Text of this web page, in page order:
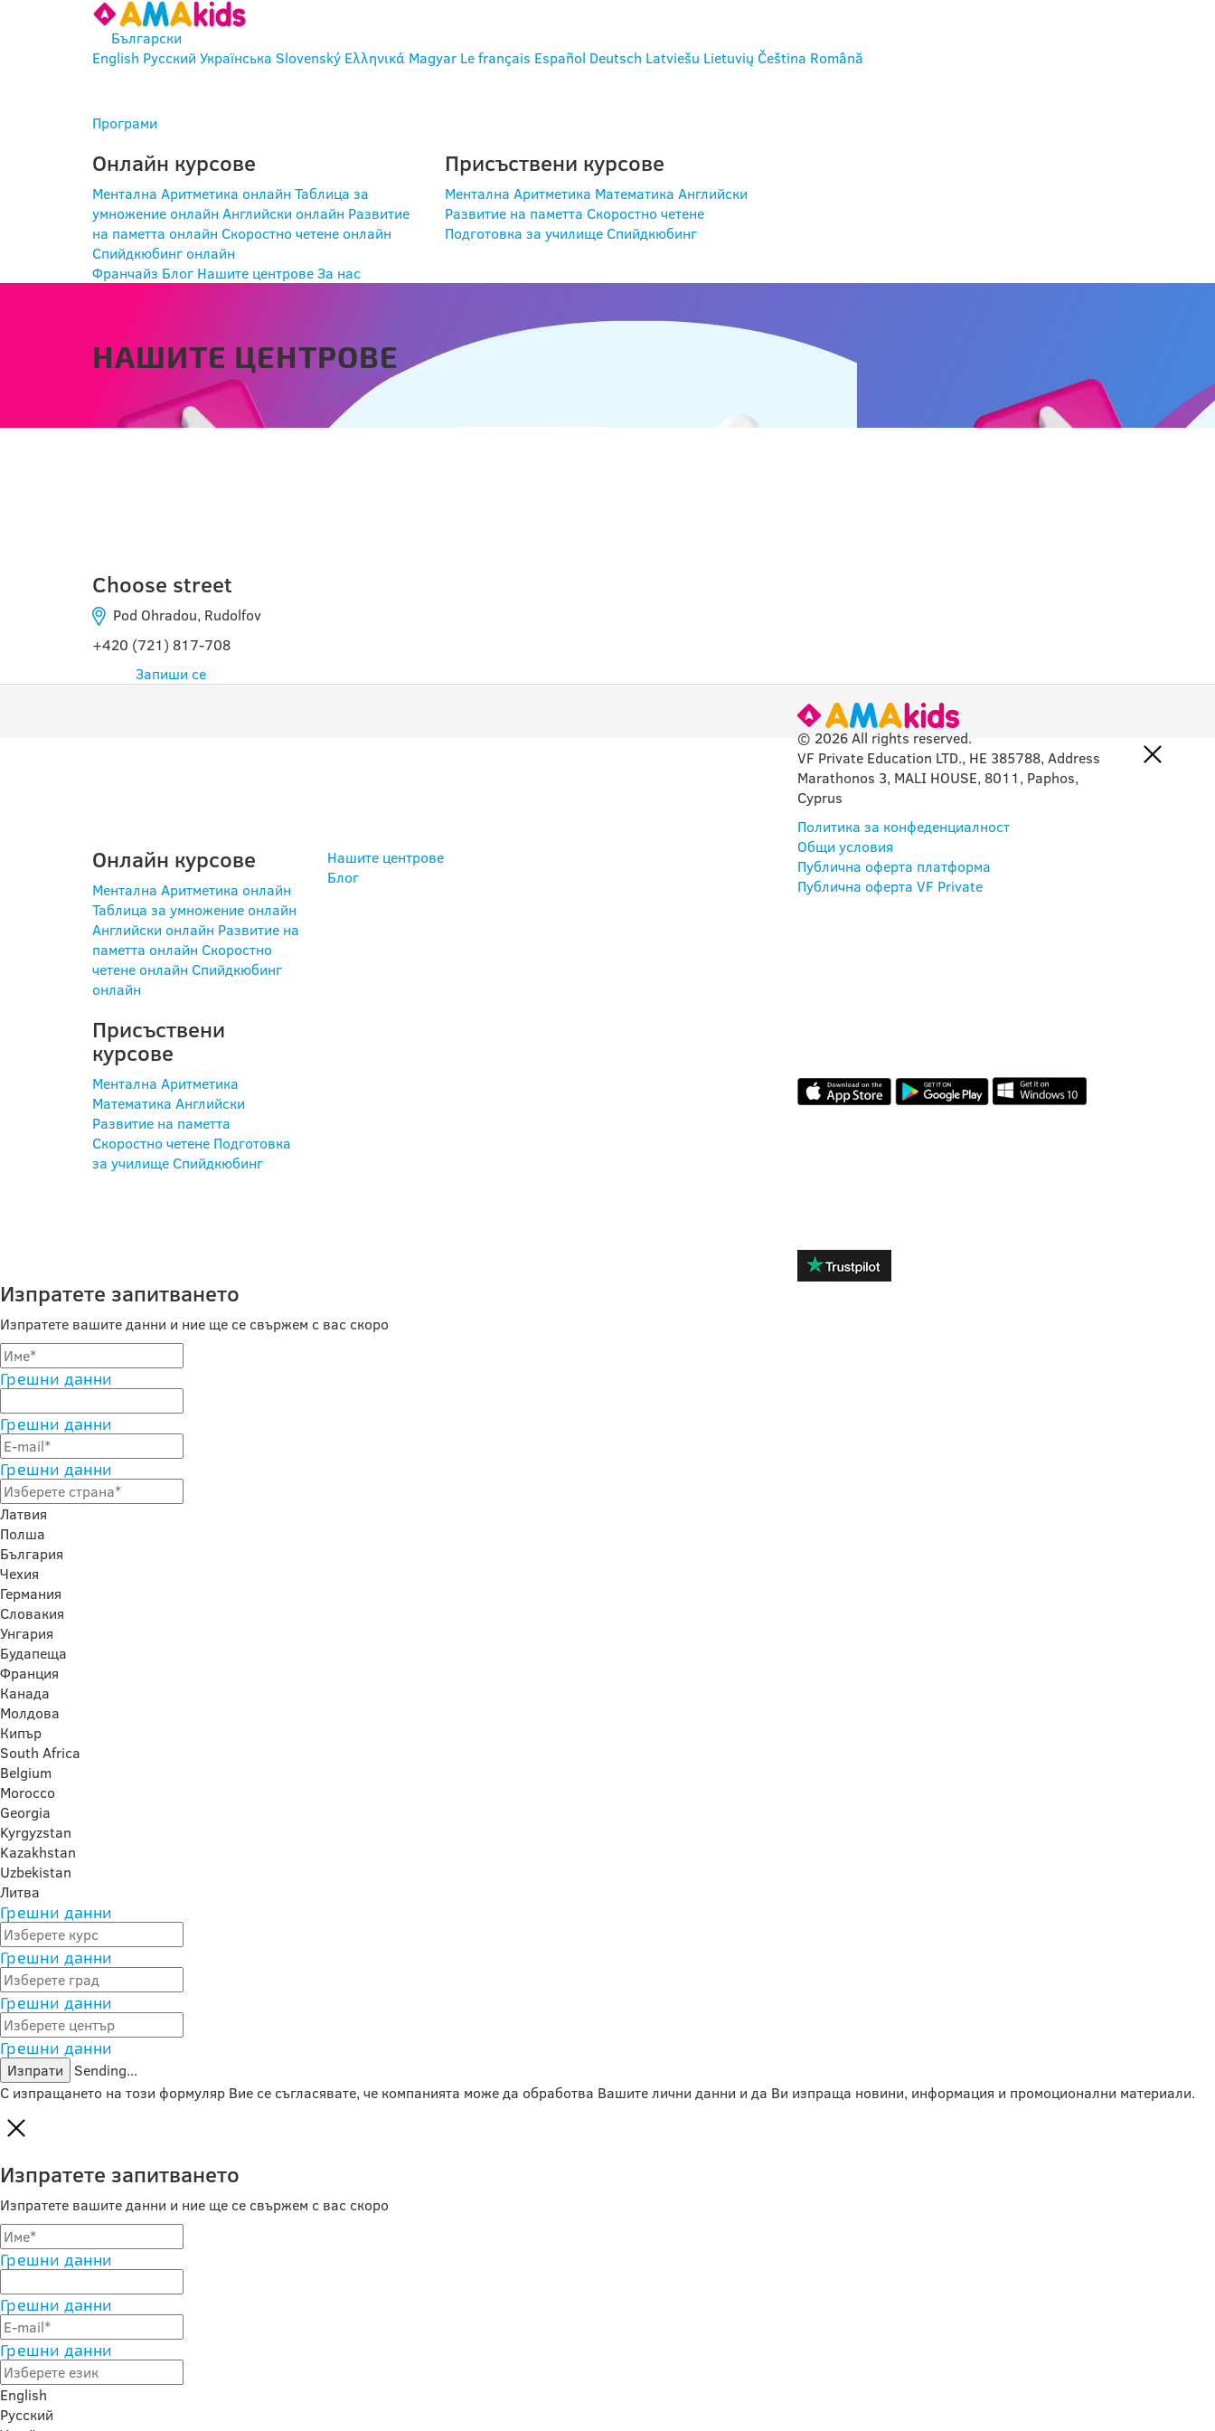
Български
English Русский Українська Slovenský Ελληνικά Magyar Le français Español Deutsch Latviešu Lietuvių Čeština Română
Програми
Онлайн курсове
Ментална Аритметика онлайн Таблица за
умножение онлайн Английски онлайн Развитие
на паметта онлайн Скоростно четене онлайн
Спийдкюбинг онлайн
Присъствени курсове
Ментална Аритметика Математика Английски
Развитие на паметта Скоростно четене
Подготовка за училище Спийдкюбинг
Франчайз Блог Нашите центровеЗа нас
НАШИТЕ ЦЕНТРОВЕ
Choose street
Pod Ohradou, Rudolfov
+420 (721) 817-708
Запиши се
Онлайн курсове
Ментална Аритметика онлайн
Таблица за умножение онлайн
Английски онлайн Развитие на
паметта онлайн Скоростно
четене онлайн Спийдкюбинг
онлайн
Присъствени
курсове
Ментална Аритметика
Математика Английски
Развитие на паметта
Скоростно четене Подготовка
за училище Спийдкюбинг
Нашите центрове
Блог
© 2026 All rights reserved.
VF Private Education LTD., HE 385788, Address
Marathonos 3, MALI HOUSE, 8011, Paphos,
Cyprus
Политика за конфеденциалност
Общи условия
Публична оферта платформа
Публична оферта VF Private
Изпратете запитването
Изпратете вашите данни и ние ще се свържем с вас скоро
Грешни данни
Грешни данни
Грешни данни
Латвия
Полша
България
Чехия
Германия
Словакия
Унгария
Будапеща
Франция
Канада
Молдова
Кипър
South Africa
Belgium
Morocco
Georgia
Kyrgyzstan
Kazakhstan
Uzbekistan
Литва
Грешни данни
Грешни данни
Грешни данни
Грешни данни
Изпрати
Sending...
С изпращането на този формуляр Вие се съгласявате, че компанията може да обработва Вашите лични данни и да Ви изпраща новини, информация и промоционални материали.
Изпратете запитването
Изпратете вашите данни и ние ще се свържем с вас скоро
Грешни данни
Грешни данни
Грешни данни
English
Русский